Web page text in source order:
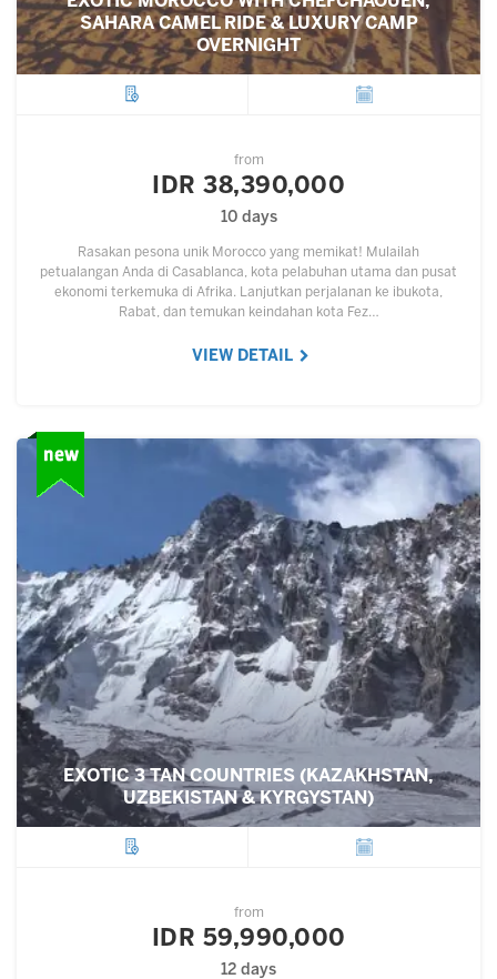
SAHARA CAMEL RIDE & LUXURY CAMP
OVERNIGHT
from
IDR 38,390,000
10 days
Rasakan pesona unik Morocco yang memikat! Mulailah
petualangan Anda di Casablanca, kota pelabuhan utama dan pusat
ekonomi terkemuka di Afrika. Lanjutkan perjalanan ke ibukota,
Rabat, dan temukan keindahan kota Fez…
VIEW DETAIL
EXOTIC 3 TAN COUNTRIES (KAZAKHSTAN,
UZBEKISTAN & KYRGYSTAN)
from
IDR 59,990,000
12 days